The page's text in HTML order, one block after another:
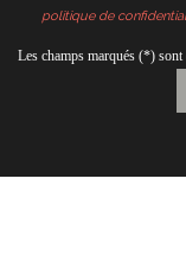
politique de
Les champs marqués (*)